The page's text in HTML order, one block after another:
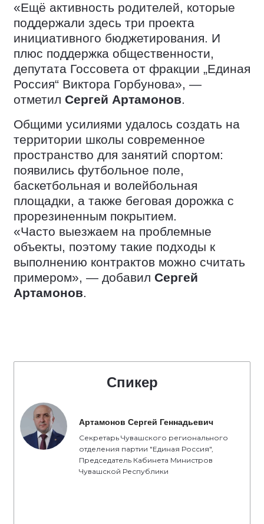
«Ещё активность родителей, которые
поддержали здесь три проекта
инициативного бюджетирования. И
плюс поддержка общественности,
депутата Госсовета от фракции „Единая
Россия“ Виктора Горбунова», —
отметил Сергей Артамонов.
Общими усилиями удалось создать на
территории школы современное
пространство для занятий спортом:
появились футбольное поле,
баскетбольная и волейбольная
площадки, а также беговая дорожка с
прорезиненным покрытием.
«Часто выезжаем на проблемные
объекты, поэтому такие подходы к
выполнению контрактов можно считать
примером», — добавил Сергей
Артамонов.
Спикер
Артамонов Сергей Геннадьевич
Секретарь Чувашского регионального
отделения партии "Единая Россия",
Председатель Кабинета Министров
Чувашской Республики